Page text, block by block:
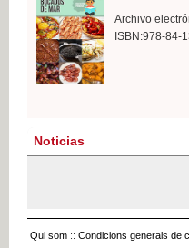
Archivo
ISBN:978-84-
Noticias
Qui som :: Condicions generals de